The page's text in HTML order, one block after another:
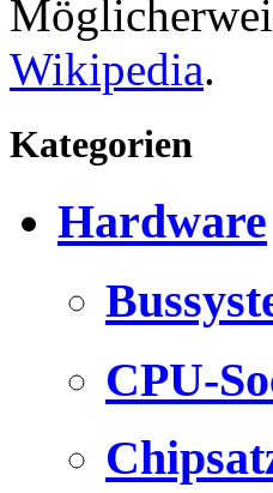
Wikipedia.
Kategorien
Hardware
CPU-